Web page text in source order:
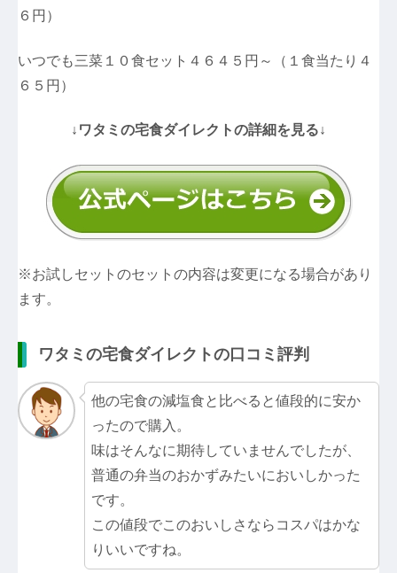
６円）
いつでも三菜１０食セット４６４５円～（１食当たり４
６５円）
↓ワタミの宅食ダイレクトの詳細を見る↓
※お試しセットのセットの内容は変更になる場合があり
ます。
ワタミの宅食ダイレクトの口コミ評判
他の宅食の減塩食と比べると値段的に安か
ったので購入。
味はそんなに期待していませんでしたが、
普通の弁当のおかずみたいにおいしかった
です。
この値段でこのおいしさならコスパはかな
りいいですね。